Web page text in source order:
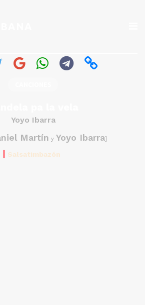
Yoyo Ibarra
Martín y Yoyo Ibarra]
Salsatimbazón